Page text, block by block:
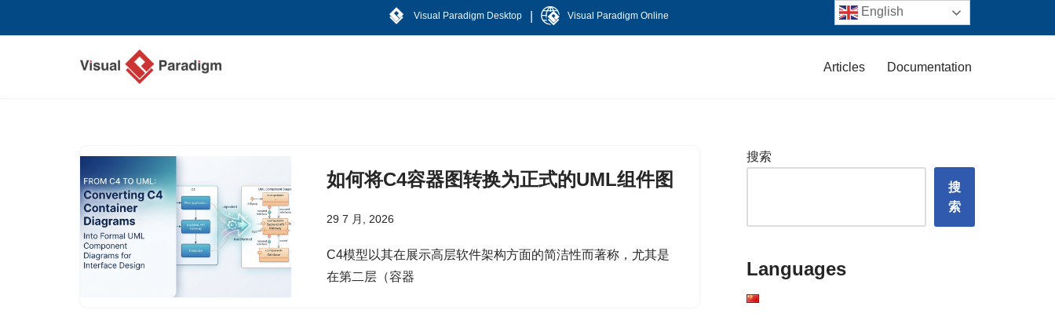
Visual Paradigm Desktop Visual Paradigm Online
Articles Documentation
如何将C4容器图转换为正式的UML组件图
29 7 月, 2026
C4模型以其在展示高层软件架构方面的简洁性而著称，尤其是
在第二层（容器
搜索
搜
索
Languages
English